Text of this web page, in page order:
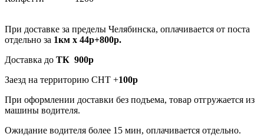
При доставке за пределы Челябинска, оплачивается от поста
отдельно за 1км х 44р+800р.
Доставка до ТК 900р
Заезд на территорию СНТ +100р
При оформлении доставки без подъема, товар отгружается из
машины водителя.
Ожидание водителя более 15 мин, оплачивается отдельно.